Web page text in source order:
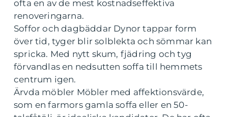
ofta en av de mest kostnadseffektiva
renoveringarna.
Soffor och dagbäddar Dynor tappar form
över tid, tyger blir solblekta och sömmar kan
spricka. Med nytt skum, fjädring och tyg
förvandlas en nedsutten soffa till hemmets
centrum igen.
Ärvda möbler Möbler med affektionsvärde,
som en farmors gamla soffa eller en 50-